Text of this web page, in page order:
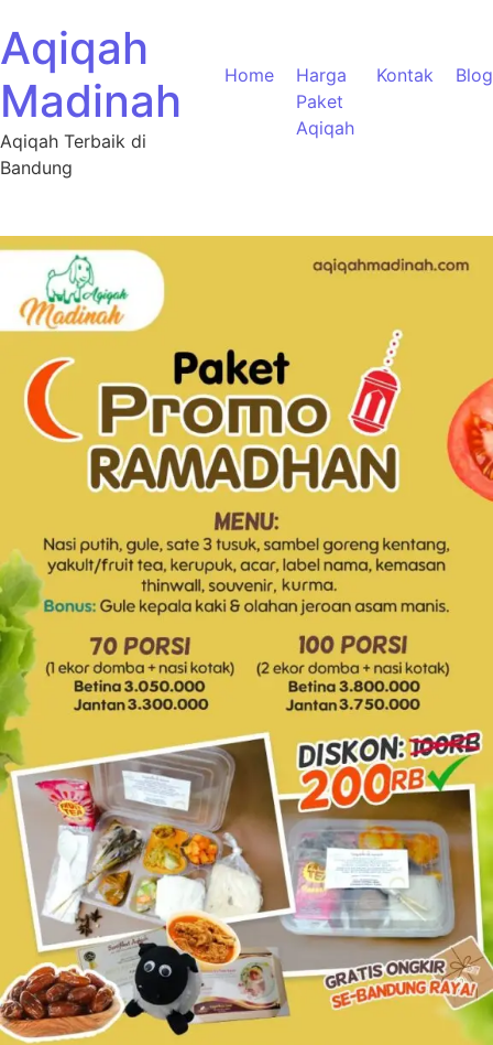
Aqiqah
Madinah
Aqiqah Terbaik di
Bandung
Home
Harga
Paket
Aqiqah
Kontak Blog